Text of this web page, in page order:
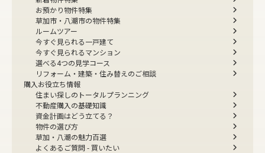
お預かり物件特集
草加市・八潮市の物件特集
ルームツアー
今すぐ見られる一戸建て
今すぐ見られるマンション
選べる4つの見学コース
リフォーム・建築・住み替えのご相談
購入お役立ち情報
住まい探しのトータルプランニング
不動産購入の基礎知識
資金計画はどう立てる？
物件の選び方
草加・八潮の魅力百選
よくあるご質問 - 買いたい